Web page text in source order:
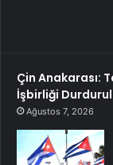
Çin Anakarası:
İşbirliği
Ağustos 7, 2026